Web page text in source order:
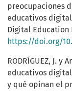
preocupaciones
educativos
Digital Education
https://doi.org/
RODRÍGUEZ, J. y
educativos
y qué opinan el